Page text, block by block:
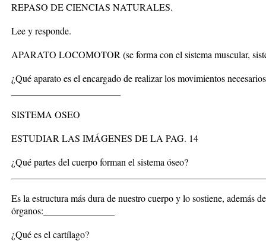
REPASO DE CIENCIAS NATURALES.
Lee y responde.
APARATO LOCOMOTOR (se forma con el sistema muscular,
¿Qué aparato es el encargado de realizar los movimientos
SISTEMA OSEO
ESTUDIAR LAS IMÁGENES DE LA PAG. 14
¿Qué partes del cuerpo forman el sistema óseo?
Es la estructura más dura de nuestro cuerpo y lo sostiene, además
órganos:_______________
¿Qué es el cartílago?